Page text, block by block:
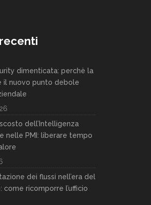
dimenticata: perchè la
il nuovo punto debole
dell’Intelligenza
nelle PMI: liberare tempo
dei flussi nell’era del
come ricomporre l’ufficio